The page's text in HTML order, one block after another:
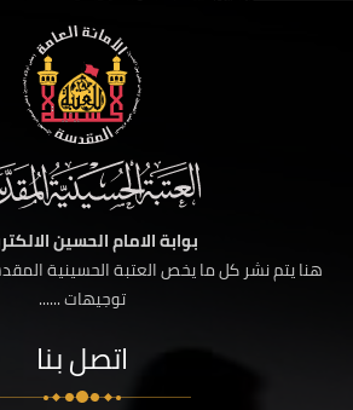
بوابة الامام الحسين
هنا يتم نشر كل ما يخص العتبة الحسينية
توجيهات ......
اتصل بنا